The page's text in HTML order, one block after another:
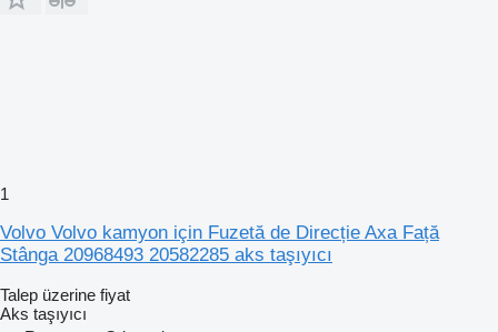
1
Volvo Volvo kamyon için Fuzetă de Direcție Axa Față
Stânga 20968493 20582285 aks taşıyıcı
Talep üzerine fiyat
Aks taşıyıcı